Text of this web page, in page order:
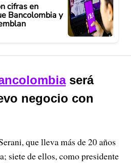
cifras en
Bancolombia y
será
negocio con
que lleva más de 20 años
siete de ellos, como presidente